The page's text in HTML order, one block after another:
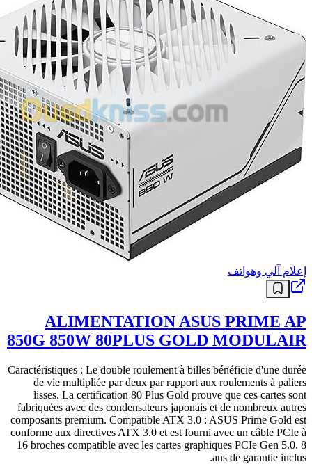
إعلام آلي وهواتف
ALIMENTATION ASUS PRIME AP
850G 850W 80PLUS GOLD MODULAIR
Caractéristiques : Le double roulement à billes bénéficie d'une durée
de vie multipliée par deux par rapport aux roulements à paliers
lisses. La certification 80 Plus Gold prouve que ces cartes sont
fabriquées avec des condensateurs japonais et de nombreux autres
composants premium. Compatible ATX 3.0 : ASUS Prime Gold est
conforme aux directives ATX 3.0 et est fourni avec un câble PCIe à
16 broches compatible avec les cartes graphiques PCIe Gen 5.0. 8
ans de garantie inclus.